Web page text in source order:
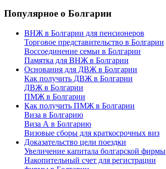
Популярное о Болгарии
ВНЖ в Болгарии для пенсионеров
Торговое представительство в Болгарии
Воссоединение семьи в Болгарии
Памятка для ВНЖ в Болгарии
Основания для ДВЖ в Болгарии
Как получить ДВЖ в Болгарии
ДВЖ в Болгарии
ПМЖ в Болгарии
Как получить ПМЖ в Болгарии
Виза в Болгарию
Виза А в Болгарию
Визовые сборы для краткосрочных виз
Доказательство цели поездки
Увеличение капитала болгарской фирмы
Накопительный счет для регистрации